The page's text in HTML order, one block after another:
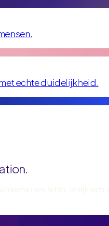
echte duidelijkheid.